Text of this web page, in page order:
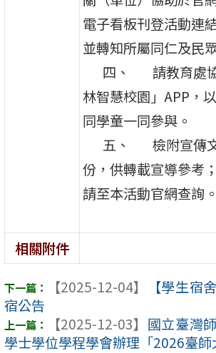
電子看板刊登活動連
並轉知所屬同仁及民
四、 請教育處協
林智慧校園」APP，
同學童一同參與。
五、 檢附宣傳文
份，供轉載宣導參考
請至本活動官網查詢。
相關附件
【2025-12-04】
【學生宿
宿公告
【2025-12-03】 國立臺灣
學士學位學程學會辦理「2026臺師